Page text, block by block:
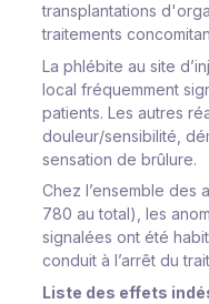
transplantations
traitements
La phlébite au site
local fréquemment
patients. Les autres
douleur/sensibilité,
sensation de brûlure.
Chez l’ensemble des
780 au total), les
signalées ont été
conduit à l’arrêt du
Liste des effets